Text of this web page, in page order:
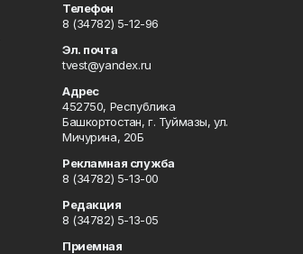
Телефон
8 (34782) 5-12-96
Эл. почта
tvest@yandex.ru
Адрес
452750, Республика
Башкортостан, г. Туймазы, ул.
Мичурина, 20Б
Рекламная служба
8 (34782) 5-13-00
Редакция
8 (34782) 5-13-05
Приемная